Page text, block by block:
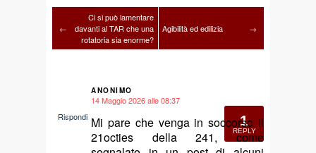
←
Ci si può lamentare
davanti al TAR che una
rotatoria sia enorme?
Agibilità ed edilizia →
1
REPLY
ANONIMO
14 Maggio 2026 alle 08:37
Mi pare che venga in soccorso il
21octies della 241, come
Rispondi